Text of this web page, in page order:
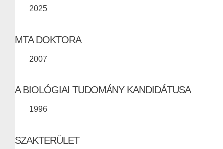
2025
MTA DOKTORA
2007
A BIOLÓGIAI TUDOMÁNY KANDIDÁTUSA
1996
SZAKTERÜLET